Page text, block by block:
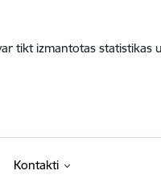
tikt izmantotas statistikas
Kontakti